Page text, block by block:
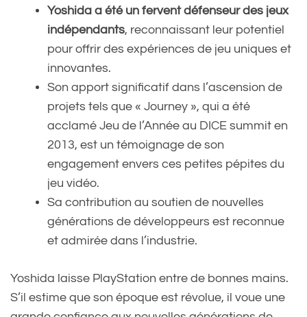
Yoshida a été un fervent défenseur des jeux
indépendants, reconnaissant leur potentiel
pour offrir des expériences de jeu uniques et
innovantes.
Son apport significatif dans l’ascension de
projets tels que « Journey », qui a été
acclamé Jeu de l’Année au DICE summit en
2013, est un témoignage de son
engagement envers ces petites pépites du
jeu vidéo.
Sa contribution au soutien de nouvelles
générations de développeurs est reconnue
et admirée dans l’industrie.
Yoshida laisse PlayStation entre de bonnes mains.
S’il estime que son époque est révolue, il voue une